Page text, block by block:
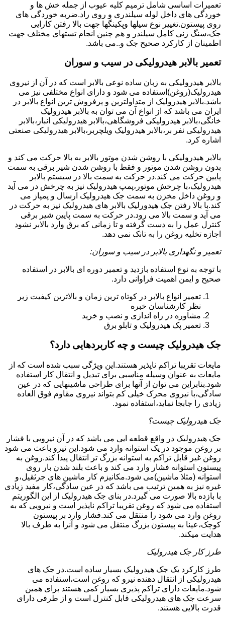
تعمیرات اساسی شامل ترمیم کلیه عیوب از جمله خش ها و
خوردگی های داخل لوله سیلندری و روی راد.ضربه خوردگی های
روی پیستون.تغییر نوع سیلها وپکینگها جهت بالا رفتن کارایی
جک،سنگ زنی کامل سیلندر و هم چنین انجام تستهای مختلف جهت
اطمینان از کارکرد صحیح جک و..می باشد.
تعمیر بالابر هیدرولیکی در سیب و سوران
بالابر هیدرولیکی به زبان ساده نوعی بالابر است که در آن از نیروی
هیدرولیک(روغن)استفاده می شود و دارای انواع مختلفی نیز می
باشد.بالابر هیدرولیک از متداولترین و پرفروش ترین انواع بالابر در
ایران می باشد که از انواع آن می توان به بالابر هیدرولیک
خانگی،بالابر هیدرولیکی فروشگاهی،بالابر هیدرولیکی انبار،بالابر
هیدرولیکی نفر بر،بالابر هیدرولیک ویلچربر،بالابر هیدرولیکی صنعتی
اشاره کرد.
بالابر هیدرولیکی با روشن شدن موتور بالابر به بالا حرکت می کند و
بدون روشن شدن موتور و فقط با روشن شدن شیر برقی به سمت
پایین حرکت می کند.در حرکت به سمت بالا در سیستم بالابر
هیدرولیک،با چرخش موتور،پمپ هیدرولیک نیز به چرخش در می آید
و روغن داخل مخزن به سمت جک هیدرولیک ارسال و پمپاز می
کند.با بالا رفتن جک هیدورلیک بالابر های هیدرولیک نیز به حرکت در
می آید و سمت بالا می رود.در حرکت به سمت پایین شیر برقی
کنترل عمل را به دست گرفته و تا زمانی که برق وارد بالابر نشود
اجازه تخلیه روغن را به تانک نمی دهد.
تعمیر و نگهداری بالابر در سیب و سوران:
با توجه به نوع استفاده بازدید و تعمیر دوره ای بالابر در استفاده
صحیح و ایمن اهمیت فراوانی دارد.
تعمیر انواع بالابر در کوتاه ترین زمان و بالاترین کیفیت زیر
نظر کارشناسان خبره
مشاوره در راه اندازی و نصب و خرید
تعمیر پک هیدرولیک و تابلو برق
جک هیدرولیک چیست و چه کاربردهایی دارد؟
مایعات تقریبا تراکم ناپذیر هستند.این ویژگی سبب شده است که از
مایعات به عنوان وسیله مناسبی برای تبدیل و انتقال کار استفاده
شود.بنابراین می توان از آنها برای طراحی ماشینهایی که در عین
سادگی،با نیروی محرک خیلی کم بتواند نیروی مقاوم فوق العاده
زیادی را جابجا نماید،استفاده نمود.
جک هیدرولیک چیست؟
جک هیدرولیک در واقع قطعه ایی می باشد که در آن نیرویی با فشار
بر روغن موجود در یک استوانه وارد می شود.این نیرو باعث می شود
روغن غیر قابل تراکم به استوانه بزرگ تر انتقال پیدا کند.روغن به
پیستون استوانه فشار وارد می کند و باعث بلند شدن بار روی
استوانه (مثلا ماشین)می شود.مکانیزم کار ماشین های جرثقیل،و
غیره نیز به همین ترتیب می باشد که در عین سادگی،کار مفید زیادی
با بازده بالا صورت می گیرد.در بنای جک هیدرولیک از این الگوریتم
استفاده می شود که روغن تقریبا تراکم ناپذیر است و نیرویی که به
روغن وارد می شود را منتقل می کند.فشار وارد بر پیستون
کوچک،عینا به پیستون بزرگ منتقل می شود و آنرا به طرف بالا
هدایت میکند.
طرز کار جک هیدرولیک
طرز کارکرد یک جک هیدرولیک بسیار ساده است.در جک های
هیدرولیکی از انتقال دهنده نیرو که روغن است،استفاده می
شود.مایعات دارای تراکم پذیری بسیار کمی هستند برای همین
سرعت جک های هیدرولیکی قابل کنترل است و از طرفی دارای
قدرت بالایی هستند.